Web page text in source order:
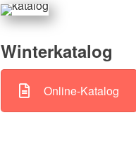
Winterkatalog
Online-Katalog